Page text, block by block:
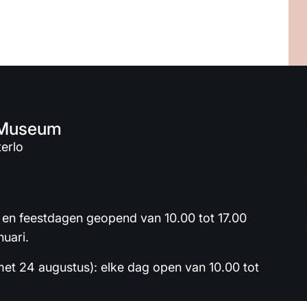
feestdagen geopend van 10.00 tot 17.00
24 augustus): elke dag open van 10.00 tot